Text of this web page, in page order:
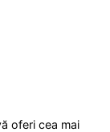
oferi cea mai